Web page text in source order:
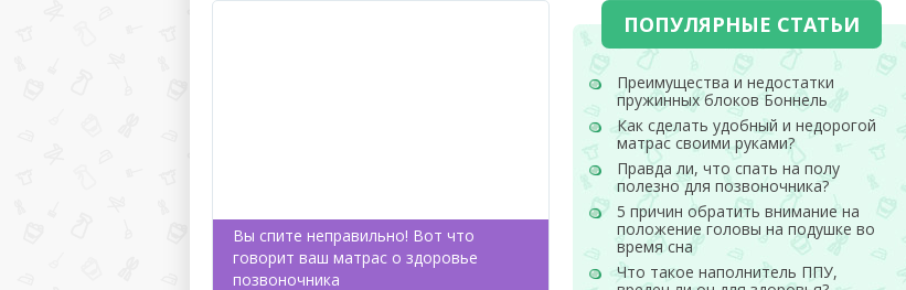
ПОПУЛЯРНЫЕ СТАТЬИ
Преимущества и недостатки
пружинных блоков Боннель
Как сделать удобный и недорогой
матрас своими руками?
Правда ли, что спать на полу
полезно для позвоночника?
5 причин обратить внимание на
положение головы на подушке во
время сна
Что такое наполнитель ППУ,
Вы спите неправильно! Вот что
говорит ваш матрас о здоровье
позвоночника